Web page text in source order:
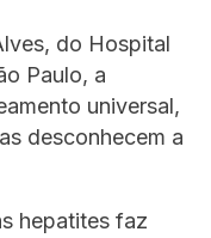
do Hospital
Paulo, a
universal,
desconhecem a
hepatites faz